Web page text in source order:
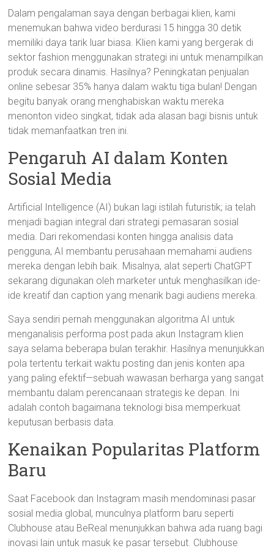
Dalam pengalaman saya dengan berbagai klien, kami
menemukan bahwa video berdurasi 15 hingga 30 detik
memiliki daya tarik luar biasa. Klien kami yang bergerak di
sektor fashion menggunakan strategi ini untuk menampilkan
produk secara dinamis. Hasilnya? Peningkatan penjualan
online sebesar 35% hanya dalam waktu tiga bulan! Dengan
begitu banyak orang menghabiskan waktu mereka
menonton video singkat, tidak ada alasan bagi bisnis untuk
tidak memanfaatkan tren ini.
Pengaruh AI dalam Konten
Sosial Media
Artificial Intelligence (AI) bukan lagi istilah futuristik; ia telah
menjadi bagian integral dari strategi pemasaran sosial
media. Dari rekomendasi konten hingga analisis data
pengguna, AI membantu perusahaan memahami audiens
mereka dengan lebih baik. Misalnya, alat seperti ChatGPT
sekarang digunakan oleh marketer untuk menghasilkan ide-
ide kreatif dan caption yang menarik bagi audiens mereka.
Saya sendiri pernah menggunakan algoritma AI untuk
menganalisis performa post pada akun Instagram klien
saya selama beberapa bulan terakhir. Hasilnya menunjukkan
pola tertentu terkait waktu posting dan jenis konten apa
yang paling efektif—sebuah wawasan berharga yang sangat
membantu dalam perencanaan strategis ke depan. Ini
adalah contoh bagaimana teknologi bisa memperkuat
keputusan berbasis data.
Kenaikan Popularitas Platform
Baru
Saat Facebook dan Instagram masih mendominasi pasar
sosial media global, munculnya platform baru seperti
Clubhouse atau BeReal menunjukkan bahwa ada ruang bagi
inovasi lain untuk masuk ke pasar tersebut. Clubhouse